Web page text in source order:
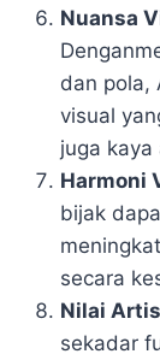
Nuansa
dan pola,
visual
juga kaya
Harmoni
bijak
secara
Nilai
sekadar